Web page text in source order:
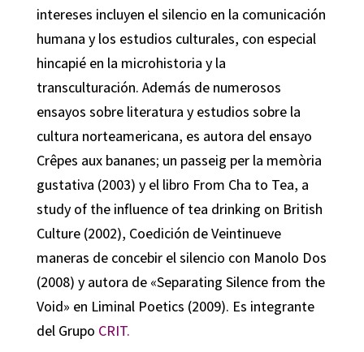
intereses incluyen el silencio en la comunicación
humana y los estudios culturales, con especial
hincapié en la microhistoria y la
transculturación. Además de numerosos
ensayos sobre literatura y estudios sobre la
cultura norteamericana, es autora del ensayo
Crêpes aux bananes; un passeig per la memòria
gustativa (2003) y el libro From Cha to Tea, a
study of the influence of tea drinking on British
Culture (2002), Coedición de Veintinueve
maneras de concebir el silencio con Manolo Dos
(2008) y autora de «Separating Silence from the
Void» en Liminal Poetics (2009). Es integrante
del Grupo CRIT.